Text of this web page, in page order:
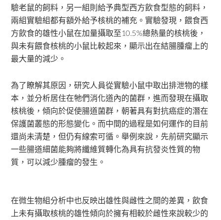
驗老鼠的飼料，另一組則給予典型西方飲食型態的飼料，
兩組實驗組都有額外給予核桃的補充。實驗發現，餵食西
方飲食的雄性小鼠在加量攝取至10.5%總熱量的核桃後，
與未有餵食核桃的小鼠比較起來，顯示出在結腸腫瘤上的
最大量的減少。
為了瞭解其原因，研究人員從實驗小鼠中取出排泄物的樣
本，並分析居住在牠們消化道內的菌群，進而發現在攝取
核桃後，傾向於促使腸道菌群，朝著具有對抗癌症的潛在
保護菌叢態的形態變化。而中間的過程是如何運作的目前
還尚未清楚，但仍有線索可循。舉例來說，先前研究顯示
一些腸道細菌能夠將纖維質轉化為具有抗發炎性質的物
質，可以減少腫瘤的發生。
在微生物組分析中也反映出雄性與雌性之間的差異，飲食
上未有攝取核桃的雄性傾向於擁有相較於雌性來說較少的